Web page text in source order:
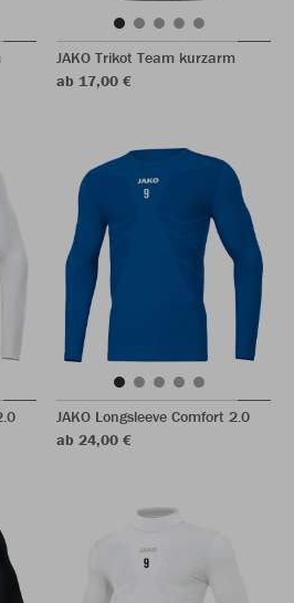
JAKO Trikot Team kurzarm
ab 17,00 €
JAKO Longsleeve Comfort 2.0
ab 24,00 €